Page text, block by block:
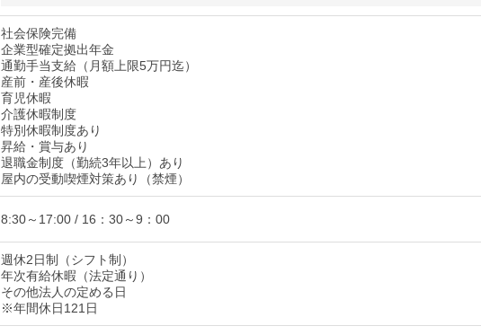
社会保険完備
企業型確定拠出年金
通勤手当支給（月額上限5万円迄）
産前・産後休暇
育児休暇
介護休暇制度
特別休暇制度あり
昇給・賞与あり
退職金制度（勤続3年以上）あり
屋内の受動喫煙対策あり（禁煙）
8:30～17:00 / 16：30～9：00
週休2日制（シフト制）
年次有給休暇（法定通り）
その他法人の定める日
※年間休日121日